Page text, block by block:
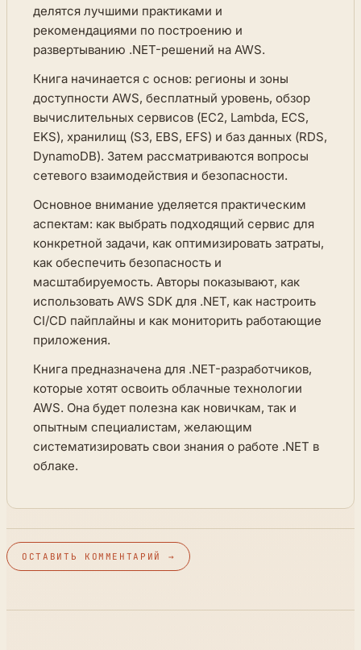
делятся лучшими практиками и
рекомендациями по построению и
развертыванию .NET-решений на AWS.
Книга начинается с основ: регионы и зоны
доступности AWS, бесплатный уровень, обзор
вычислительных сервисов (EC2, Lambda, ECS,
EKS), хранилищ (S3, EBS, EFS) и баз данных (RDS,
DynamoDB). Затем рассматриваются вопросы
сетевого взаимодействия и безопасности.
Основное внимание уделяется практическим
аспектам: как выбрать подходящий сервис для
конкретной задачи, как оптимизировать затраты,
как обеспечить безопасность и
масштабируемость. Авторы показывают, как
использовать AWS SDK для .NET, как настроить
CI/CD пайплайны и как мониторить работающие
приложения.
Книга предназначена для .NET-разработчиков,
которые хотят освоить облачные технологии
AWS. Она будет полезна как новичкам, так и
опытным специалистам, желающим
систематизировать свои знания о работе .NET в
облаке.
ОСТАВИТЬ КОММЕНТАРИЙ →